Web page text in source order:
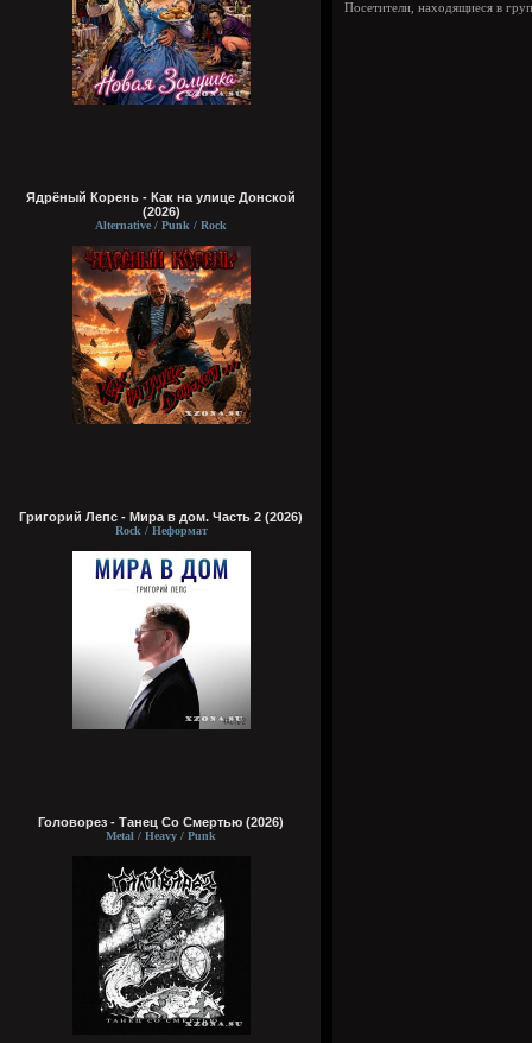
Ядрёный Корень - Как на улице Донской
(2026)
Alternative / Punk / Rock
Григорий Лепс - Мира в дом. Часть 2 (2026)
Rock / Неформат
Головорез - Tанец Со Смертью (2026)
Metal / Heavy / Punk
Посетители, находящиеся в